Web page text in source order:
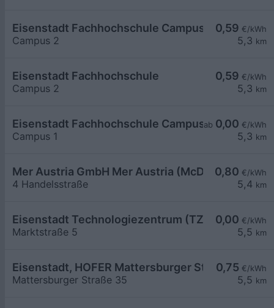
0,59 €/kWh
5,3 km
Eisenstadt Fachhochschule Campus2
Campus 2
0,59 €/kWh
5,3 km
Eisenstadt Fachhochschule
Campus 2
ab 0,00 €/kWh
5,3 km
Eisenstadt Fachhochschule Campus 1
Campus 1
0,80 €/kWh
5,4 km
Mer Austria GmbH Mer Austria (McD) -
4 Handelsstraße
0,00 €/kWh
5,5 km
Eisenstadt Technologiezentrum (TZE)
Marktstraße 5
0,75 €/kWh
5,5 km
Eisenstadt, HOFER Mattersburger Str.
Mattersburger Straße 35